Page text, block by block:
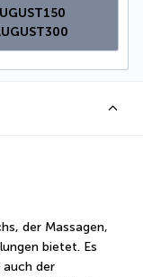
der Massagen,
bietet. Es
der